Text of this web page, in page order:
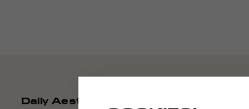
Daily Aesthetikz